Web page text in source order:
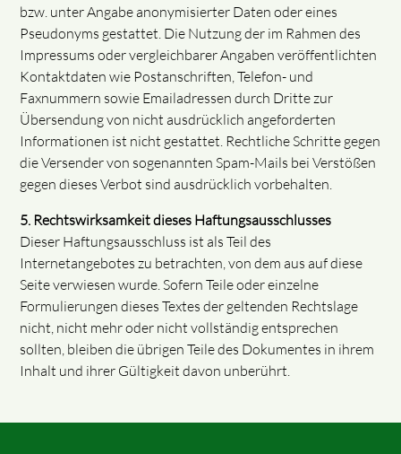
bzw. unter Angabe anonymisierter Daten oder eines
Pseudonyms gestattet. Die Nutzung der im Rahmen des
Impressums oder vergleichbarer Angaben veröffentlichten
Kontaktdaten wie Postanschriften, Telefon- und
Faxnummern sowie Emailadressen durch Dritte zur
Übersendung von nicht ausdrücklich angeforderten
Informationen ist nicht gestattet. Rechtliche Schritte gegen
die Versender von sogenannten Spam-Mails bei Verstößen
gegen dieses Verbot sind ausdrücklich vorbehalten.
5. Rechtswirksamkeit dieses Haftungsausschlusses
Dieser Haftungsausschluss ist als Teil des
Internetangebotes zu betrachten, von dem aus auf diese
Seite verwiesen wurde. Sofern Teile oder einzelne
Formulierungen dieses Textes der geltenden Rechtslage
nicht, nicht mehr oder nicht vollständig entsprechen
sollten, bleiben die übrigen Teile des Dokumentes in ihrem
Inhalt und ihrer Gültigkeit davon unberührt.